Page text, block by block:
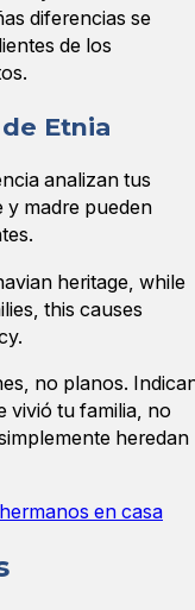
diferencias se
de los
Etnia
analizan tus
y madre pueden
heritage, while
this causes
no planos.
vivió tu familia, no
heredan
en casa